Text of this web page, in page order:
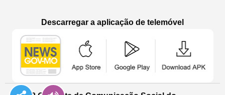
Descarregar a aplicação de telemóvel